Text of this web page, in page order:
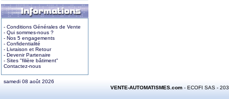
- Conditions Générales de Vente
- Qui sommes-nous ?
- Nos 5 engagements
- Confidentialité
- Livraison et Retour
- Devenir Partenaire
- Sites "filière bâtiment"
Contactez-nous
samedi 08 août 2026
VENTE-AUTOMATISMES.com- ECOFI SAS -